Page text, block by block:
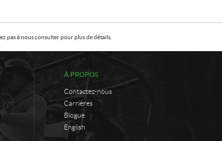
pas à nous consulter pour plus de détails.
À PROPOS
Contactez-nous
Carrières
Blogue
English